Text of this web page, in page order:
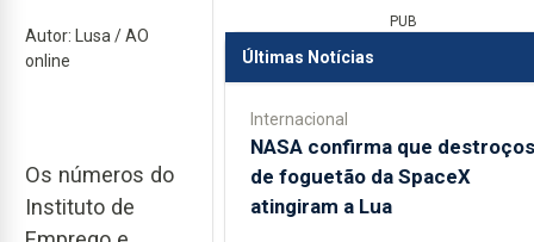
Autor: Lusa / AO
online
Os números do
Instituto de
PUB
Últimas Notícias
Internacional
NASA confirma que destroços
de foguetão da SpaceX
atingiram a Lua